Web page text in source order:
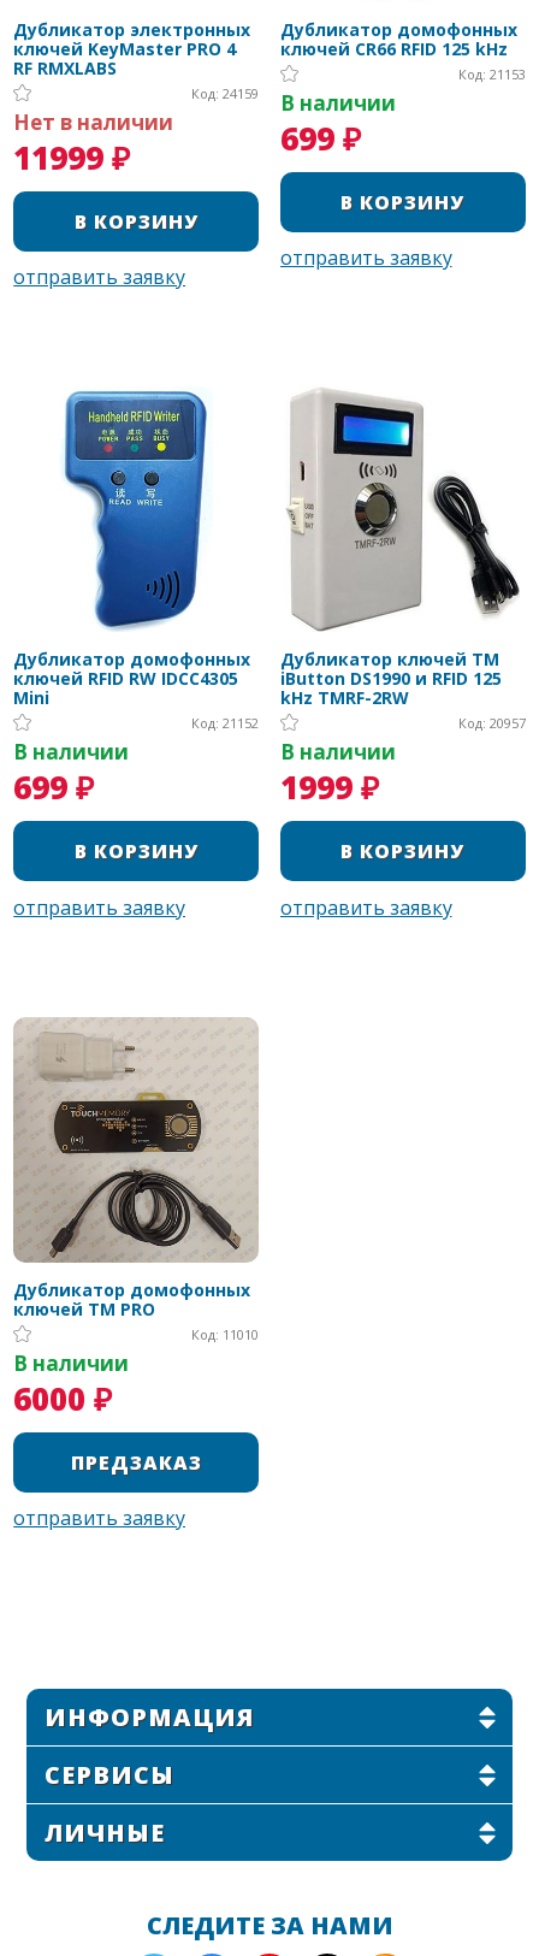
Дубликатор электронных
ключей KeyMaster PRO 4
RF RMXLABS
Код: 24159
Нет в наличии
11999 ₽
Дубликатор домофонных
ключей CR66 RFID 125 kHz
Код: 21153
В наличии
699 ₽
Дубликатор домофонных
ключей RFID RW IDCC4305
Mini
Код: 21152
В наличии
699 ₽
Дубликатор ключей TM
iButton DS1990 и RFID 125
kHz TMRF-2RW
Код: 20957
В наличии
1999 ₽
Дубликатор домофонных
ключей TM PRO
Код: 11010
В наличии
6000 ₽
ИНФОРМАЦИЯ
СЕРВИСЫ
ЛИЧНЫЕ
СЛЕДИТЕ ЗА НАМИ